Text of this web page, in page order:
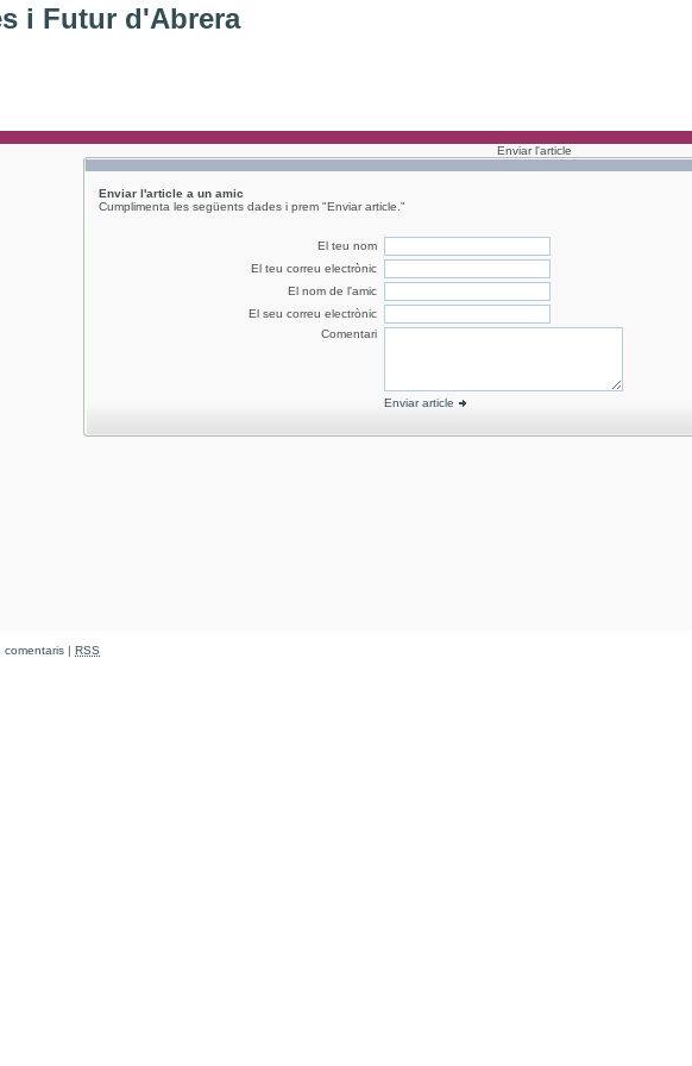
i Futur d'Abrera
Enviar l'article
Enviar l'article a un amic
Cumplimenta les següents dades i prem "Enviar article."
El teu nom
El teu correu electrònic
El nom de l'amic
El seu correu electrònic
Comentari
Enviar article
comentaris | RSS